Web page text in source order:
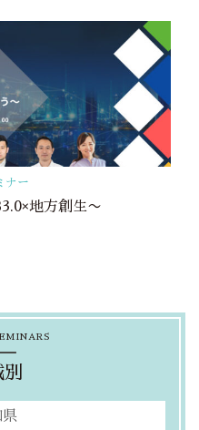
ナー
地方創生〜
県